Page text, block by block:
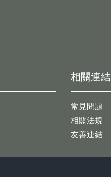
相關連結
常見問題
相關法規
友善連結